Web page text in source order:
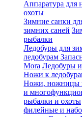
Аппаратура для
охоты
Зимние санки
зимних саней
рыбалки
Ледобуры для
ледобурам
Mora Ледобуры
Ножи к
Ножи, ножницы
и
рыбалки и охоты
филейные и